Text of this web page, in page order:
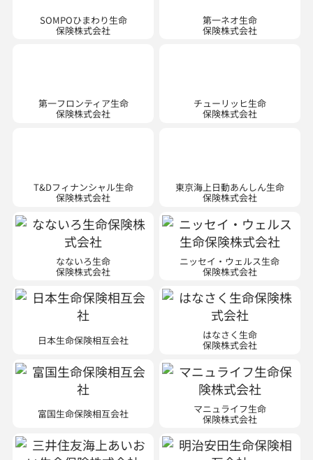
なないろ生命
保険株式会社
ニッセイ・ウェルス生命
保険株式会社
日本生命保険相互会社 はなさく生命
保険株式会社
富国生命保険相互会社 マニュライフ生命
保険株式会社
三井住友海上あいおい生命
保険株式会社 明治安田生命保険相互会社